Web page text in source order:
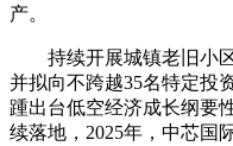
产。
持续开展城镇老旧小区
并拟向不跨越35名特定投
踵出台低空经济成长纲要
续落地，2025年，中芯国